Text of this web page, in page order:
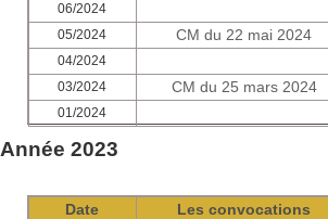
06/2024
05/2024
CM du 22 mai 2024
04/2024
03/2024
CM du 25 mars 2024
01/2024
Année 2023
Date Les convocations